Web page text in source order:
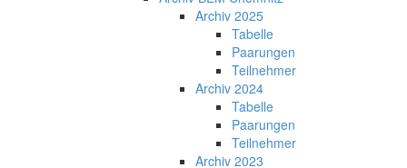
Archiv 2025
Tabelle
Paarungen
Teilnehmer
Archiv 2024
Tabelle
Paarungen
Teilnehmer
Archiv 2023